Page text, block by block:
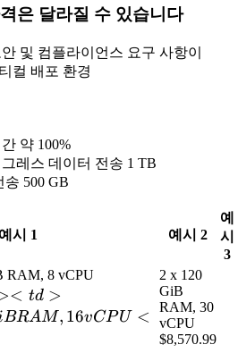
은 달라질 수 있습니다
및 컴플라이언스 요구 사항이
컬 배포 환경
약 100%
레스 데이터 전송 1 TB
500 GB
예시 1 예시 2
예
시
3
RAM, 8 vCPU
td >
BRAM, 16vCPU <
2 x 120
GiB
RAM, 30
vCPU
$8,570.99